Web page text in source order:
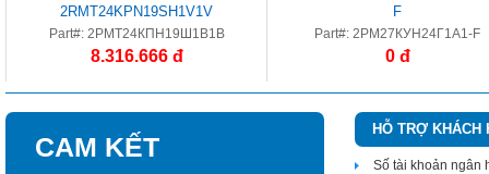
2RMT24KPN19SH1V1V
Part#: 2РМТ24КПН19Ш1В1В
8.316.666 đ
F
Part#: 2РМ27КУН24Г1А1-F
0 đ
CAM KẾT
HỖ TRỢ KHÁCH
Số tài khoản ngân